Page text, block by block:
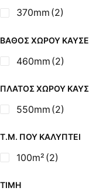
Σωλήνες
Τζάκια - Εστίες
Ψησταριές
370mm (2)
ΒΆΘΟΣ ΧΏΡΟΥ
460mm (2)
ΠΛΆΤΟΣ ΧΏΡΟΥ
550mm (2)
Τ.Μ. ΠΟΥ ΚΑΛΎΠΤΕΙ
100m² (2)
ΤΙΜΉ